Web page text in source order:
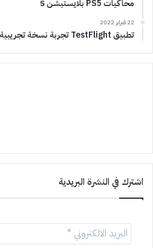
محاكيات PS5 بلايستيشن 5
22 فبراير 2022
تطبيق TestFlight تجربة نسخة تجريبية من تطبيقات ابل
اشترك في النشرة البريدية